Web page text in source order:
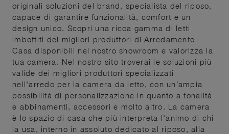
originali soluzioni del brand, specialista del riposo,
capace di garantire funzionalità, comfort e un
design unico. Scopri una ricca gamma di letti
imbottiti dei migliori produttori di Arredamento
Casa disponibili nel nostro showroom e valorizza la
tua camera. Nel nostro sito troverai le soluzioni più
valide dei migliori produttori specializzati
nell'arredo per la camera da letto, con un’ampia
possibilità di personalizzazione in quanto a tonalità
e abbinamenti, accessori e molto altro. La camera
è lo spazio di casa che più interpreta l'animo di chi
la usa, interno in assoluto dedicato al riposo, alla